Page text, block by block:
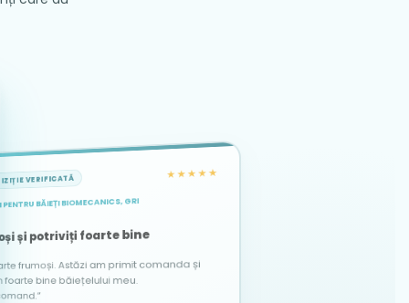
VERIFICATĂ ★★★★★
PENTRU BĂIEȚI BIOMECANICS, GRI
și potriviți foarte bine
frumoși. Astăzi am primit comanda și
bine băiețelului meu.